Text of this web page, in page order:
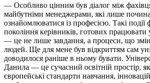
— Особливо цінним був діалог між
майбутніми менеджерами, які лише
ознайомлюватися із професією. Такі
покоління керівників, готових працювати
— це не лише завдання, а процеси, що
людей. Ще для мене був відкриттям сам
доводилося раніше в ньому бувати.
Данила — це сучасний освітній простір,
європейські стандарти навчання,